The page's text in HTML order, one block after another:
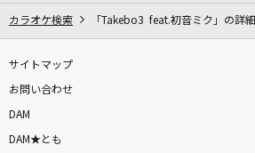
M!LK
CAN YOU CELEBRATE?
カラオケ検索 「Takebo3 feat.初音ミク」の詳細
サイトマップ
お問い合わせ
DAM
DAM★とも